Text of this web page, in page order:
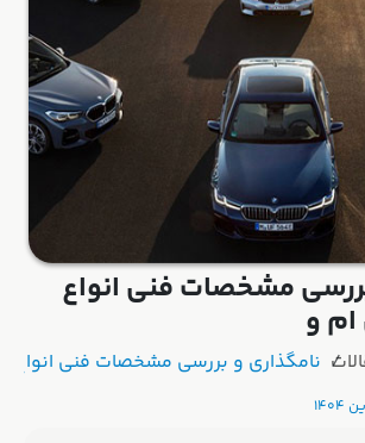
مشخصات فنی انواع
و
نامگذاری و بررسی مشخصات فنی